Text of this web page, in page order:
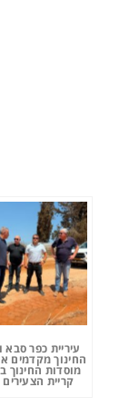
עיריית כפר
החינוך מקדמים
מוסדות החינוך
קריית